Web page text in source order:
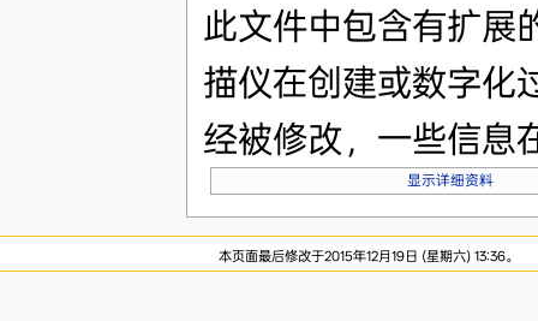
此文件中包含有扩展
描仪在创建或数字化
经被修改，一些信息
显示详细资料
本页面最后修改于2015年12月19日 (星期六) 13:36。